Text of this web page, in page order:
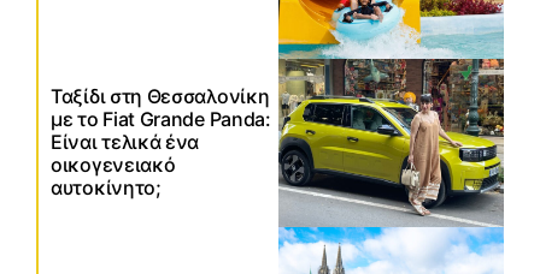
Ταξίδι στη Θεσσαλονίκη
με το Fiat Grande Panda:
Είναι τελικά ένα
οικογενειακό
αυτοκίνητο;